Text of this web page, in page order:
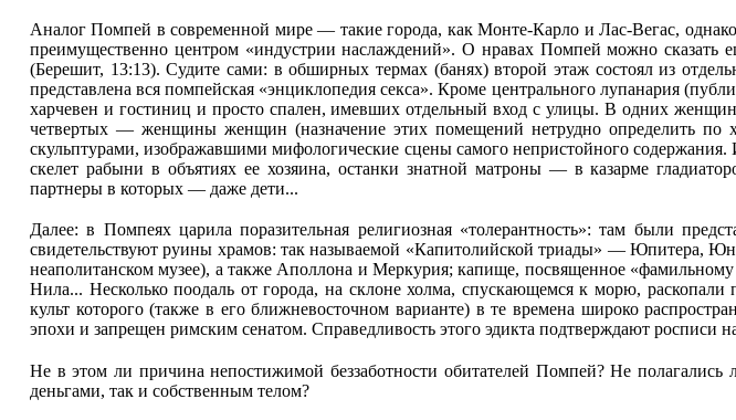
Аналог Помпей в современной мире — такие города, как Монте-Карло и Лас-Вегас,
преимущественно центром «индустрии наслаждений». О нравах Помпей можно
(Берешит, 13:13). Судите сами: в обширных термах (банях) второй этаж состоял из
представлена вся помпейская «энциклопедия секса». Кроме центрального лупанария
харчевен и гостиниц и просто спален, имевших отдельный вход с улицы. В одних
четвертых — женщины женщин (назначение этих помещений нетрудно определить
скульптурами, изображавшими мифологические сцены самого непристойного
скелет рабыни в объятиях ее хозяина, останки знатной матроны — в казарме
партнеры в которых — даже дети...
Далее: в Помпеях царила поразительная религиозная «толерантность»: там были
свидетельствуют руины храмов: так называемой «Капитолийской триады» — Юпитера,
неаполитанском музее), а также Аполлона и Меркурия; капище, посвященное
Нила... Несколько поодаль от города, на склоне холма, спускающемся к морю,
культ которого (также в его ближневосточном варианте) в те времена широко
эпохи и запрещен римским сенатом. Справедливость этого эдикта подтверждают
Не в этом ли причина непостижимой беззаботности обитателей Помпей? Не
деньгами, так и собственным телом?